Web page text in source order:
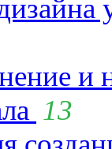
и
13